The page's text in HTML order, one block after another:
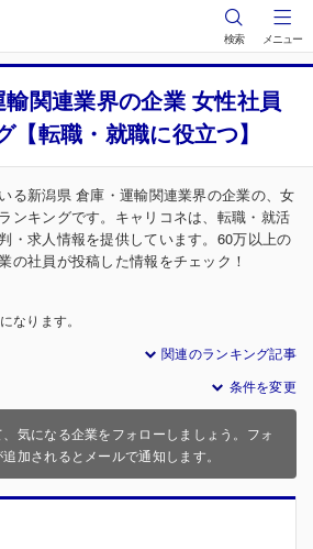
検索 メニュー
関連業界の企業 女性社員
【転職・就職に役立つ】
る新潟県 倉庫・運輸関連業界の企業の、女
ンキングです。キャリコネは、転職・就活
・求人情報を提供しています。60万以上の
の社員が投稿した情報をチェック！
なります。
関連のランキング記事
条件を変更
、気になる企業をフォローしましょう。フォ
加されるとメールで通知します。